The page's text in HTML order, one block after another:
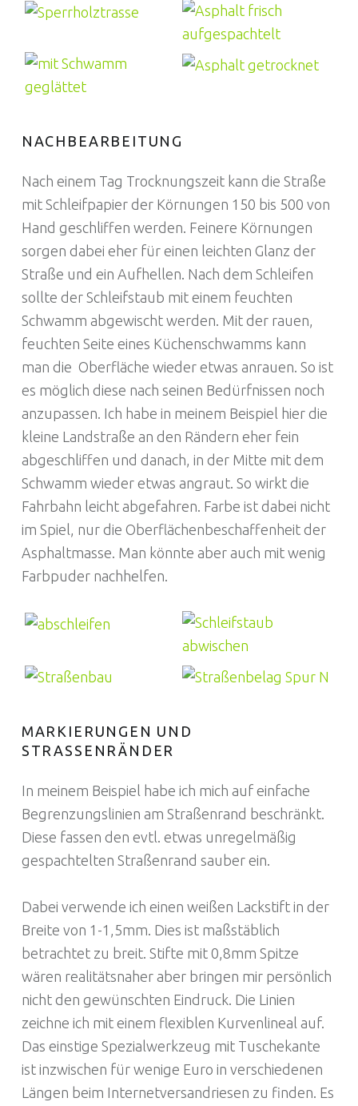
NACHBEARBEITUNG
Nach einem Tag Trocknungszeit kann die Straße
mit Schleifpapier der Körnungen 150 bis 500 von
Hand geschliffen werden. Feinere Körnungen
sorgen dabei eher für einen leichten Glanz der
Straße und ein Aufhellen. Nach dem Schleifen
sollte der Schleifstaub mit einem feuchten
Schwamm abgewischt werden. Mit der rauen,
feuchten Seite eines Küchenschwamms kann
man die Oberfläche wieder etwas anrauen. So ist
es möglich diese nach seinen Bedürfnissen noch
anzupassen. Ich habe in meinem Beispiel hier die
kleine Landstraße an den Rändern eher fein
abgeschliffen und danach, in der Mitte mit dem
Schwamm wieder etwas angraut. So wirkt die
Fahrbahn leicht abgefahren. Farbe ist dabei nicht
im Spiel, nur die Oberflächenbeschaffenheit der
Asphaltmasse. Man könnte aber auch mit wenig
Farbpuder nachhelfen.
MARKIERUNGEN UND
STRASSENRÄNDER
In meinem Beispiel habe ich mich auf einfache
Begrenzungslinien am Straßenrand beschränkt.
Diese fassen den evtl. etwas unregelmäßig
gespachtelten Straßenrand sauber ein.
Dabei verwende ich einen weißen Lackstift in der
Breite von 1-1,5mm. Dies ist maßstäblich
betrachtet zu breit. Stifte mit 0,8mm Spitze
wären realitätsnaher aber bringen mir persönlich
nicht den gewünschten Eindruck. Die Linien
zeichne ich mit einem flexiblen Kurvenlineal auf.
Das einstige Spezialwerkzeug mit Tuschekante
ist inzwischen für wenige Euro in verschiedenen
Längen beim Internetversandriesen zu finden. Es